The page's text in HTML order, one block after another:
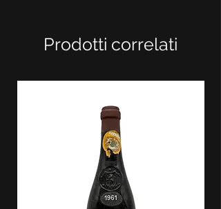
Prodotti correlati